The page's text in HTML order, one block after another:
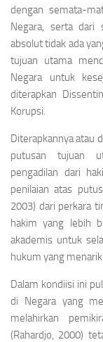
dengan semata-
Negara, serta dari
absolut tidak ada
tujuan utama
Negara untuk
diterapkan
Korupsi.
Diterapkannya atau
putusan tujuan
pengadilan dari
penilaian atas
2003) dari perkara
hakim yang lebih
akademis untuk
hukum yang
Dalam kondiisi ini
di Negara yang
melahirkan
(Rahardjo, 2000)